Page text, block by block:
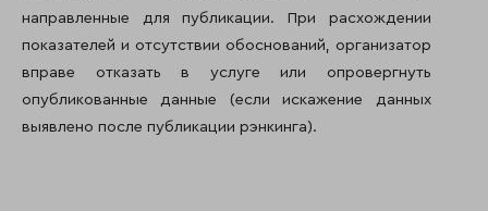
направленные для публикации. При расхождении
показателей и отсутствии обоснований, организатор
вправе отказать в услуге или опровергнуть
опубликованные данные (если искажение данных
выявлено после публикации рэнкинга).